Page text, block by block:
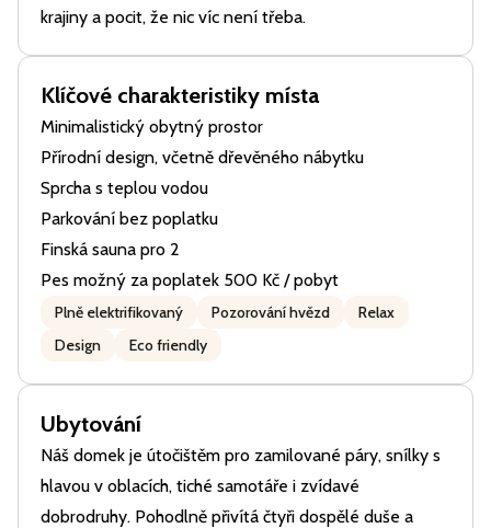
krajiny a pocit, že nic víc není třeba.
Klíčové charakteristiky místa
Minimalistický obytný prostor
Přírodní design, včetně dřevěného nábytku
Sprcha s teplou vodou
Parkování bez poplatku
Finská sauna pro 2
Pes možný za poplatek 500 Kč / pobyt
Plně elektrifikovaný Pozorování hvězd
Relax
Design
Eco friendly
Ubytování
Náš domek je útočištěm pro zamilované páry, snílky s
hlavou v oblacích, tiché samotáře i zvídavé
dobrodruhy. Pohodlně přivítá čtyři dospělé duše a